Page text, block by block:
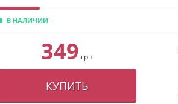
В НАЛИЧИИ
349 грн
КУПИТЬ